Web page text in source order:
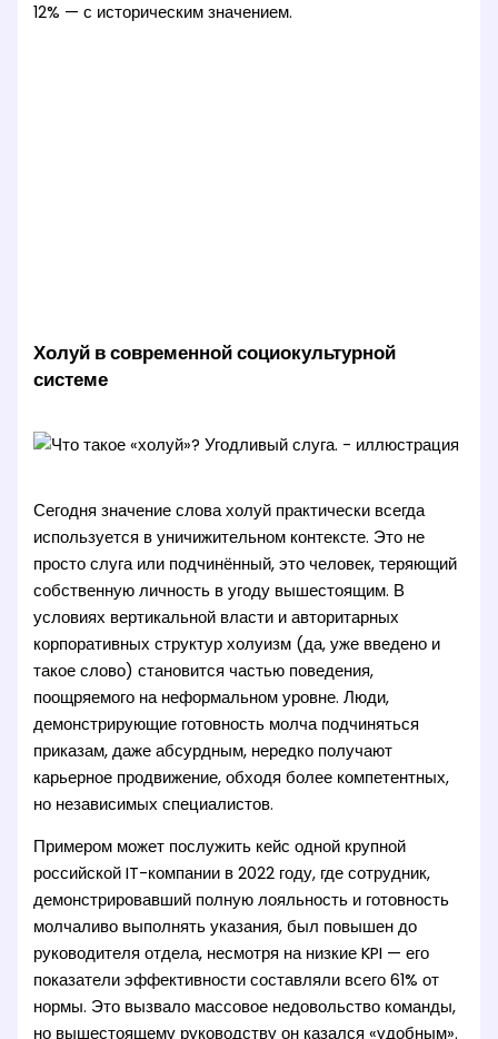
12% — с историческим значением.
Холуй в современной социокультурной
системе
Сегодня значение слова холуй практически всегда
используется в уничижительном контексте. Это не
просто слуга или подчинённый, это человек, теряющий
собственную личность в угоду вышестоящим. В
условиях вертикальной власти и авторитарных
корпоративных структур холуизм (да, уже введено и
такое слово) становится частью поведения,
поощряемого на неформальном уровне. Люди,
демонстрирующие готовность молча подчиняться
приказам, даже абсурдным, нередко получают
карьерное продвижение, обходя более компетентных,
но независимых специалистов.
Примером может послужить кейс одной крупной
российской IT-компании в 2022 году, где сотрудник,
демонстрировавший полную лояльность и готовность
молчаливо выполнять указания, был повышен до
руководителя отдела, несмотря на низкие KPI — его
показатели эффективности составляли всего 61% от
нормы. Это вызвало массовое недовольство команды,
но вышестоящему руководству он казался «удобным».